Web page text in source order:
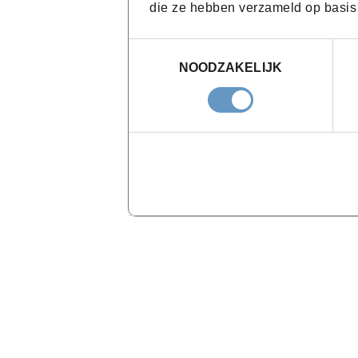
die ze hebben verzameld op
NOODZAKELIJK